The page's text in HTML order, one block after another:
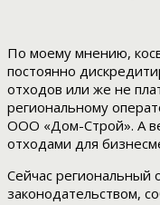
По моему мнению,
постоянно
отходов или же не
региональному
ООО «Дом-Строй». А
отходами для
Сейчас региональный
законодательством,